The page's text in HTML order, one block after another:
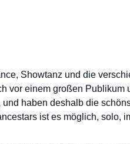
Showtanz und die
vor einem großen Publikum
haben deshalb die
ist es möglich, solo,